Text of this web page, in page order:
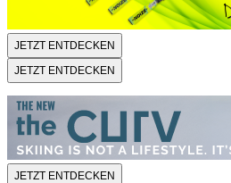
JETZT ENTDECKEN
JETZT ENTDECKEN
JETZT ENTDECKEN